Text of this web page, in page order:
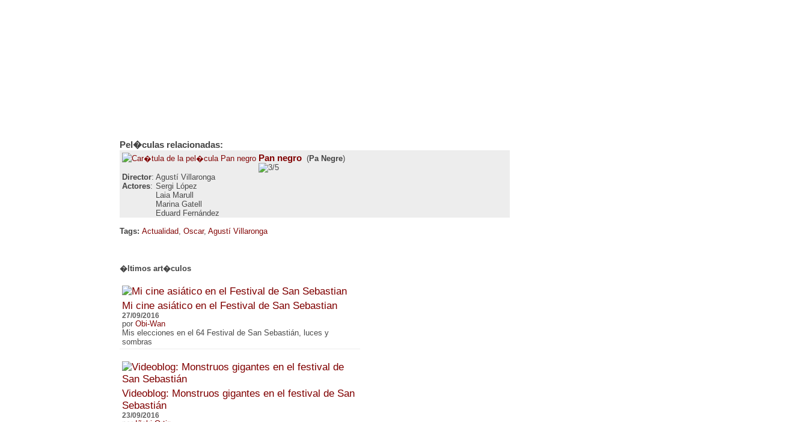
Pel�culas relacionadas:
Pan negro(Pa Negre)
Director: Agustí Villaronga
Actores: Sergi López
Laia Marull
Marina Gatell
Eduard Fernández
Tags: Actualidad Oscar, Agustí Villaronga
�ltimos art�culos
Mi cine asiático en el Festival de San Sebastian
27/09/2016
por Obi-Wan
Mis elecciones en el 64 Festival de San Sebastián, luces y
sombras
Videoblog: Monstruos gigantes en el festival de San
Sebastián
23/09/2016